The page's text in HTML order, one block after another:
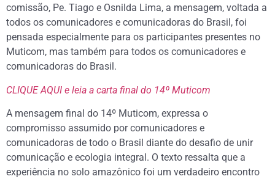
comissão, Pe. Tiago e Osnilda Lima, a mensagem, voltada a
todos os comunicadores e comunicadoras do Brasil, foi
pensada especialmente para os participantes presentes no
Muticom, mas também para todos os comunicadores e
comunicadoras do Brasil.
CLIQUE AQUI e leia a carta final do 14º Muticom
A mensagem final do 14º Muticom, expressa o
compromisso assumido por comunicadores e
comunicadoras de todo o Brasil diante do desafio de unir
comunicação e ecologia integral. O texto ressalta que a
experiência no solo amazônico foi um verdadeiro encontro